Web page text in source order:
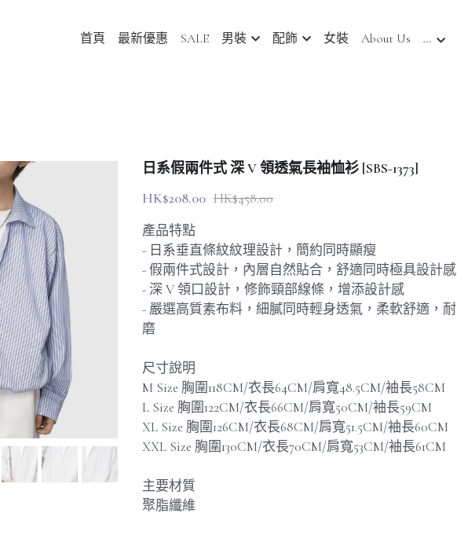
首頁 最新優惠 SALE 男裝 配飾 女裝 About Us …
日系假兩件式 深 V 領透氣長袖恤衫 [SBS-1373]
HK$208.00 HK$458.00
產品特點
- 日系垂直條紋紋理設計，簡約同時顯瘦
- 假兩件式設計，內層自然貼合，舒適同時極具設計感
- 深 V 領口設計，修飾頸部線條，增添設計感
- 嚴選高質素布料，細膩同時輕身透氣，柔軟舒適，耐
磨
尺寸說明
M Size 胸圍118CM/衣長64CM/肩寬48.5CM/袖長58CM
L Size 胸圍122CM/衣長66CM/肩寬50CM/袖長59CM
XL Size 胸圍126CM/衣長68CM/肩寬51.5CM/袖長60CM
XXL Size 胸圍130CM/衣長70CM/肩寬53CM/袖長61CM
主要材質
聚脂纖維